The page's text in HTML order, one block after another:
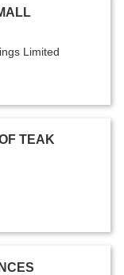
Limited
TEAK